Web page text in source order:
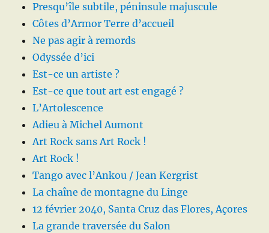
Presqu’île subtile, péninsule majuscule
Côtes d’Armor Terre d’accueil
Ne pas agir à remords
Odyssée d’ici
Est-ce un artiste ?
Est-ce que tout art est engagé ?
L’Artolescence
Adieu à Michel Aumont
Art Rock sans Art Rock !
Art Rock !
Tango avec l’Ankou / Jean Kergrist
La chaîne de montagne du Linge
12 février 2040, Santa Cruz das Flores, Açores
La grande traversée du Salon